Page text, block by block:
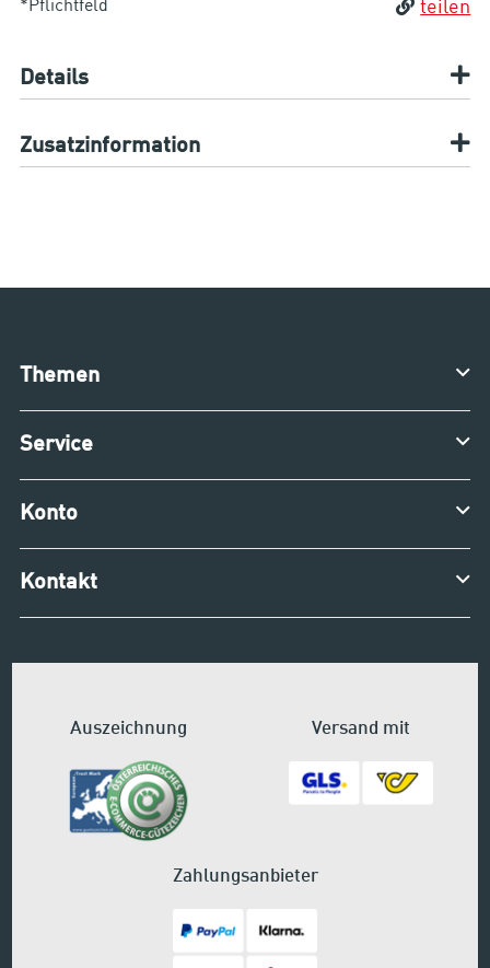
*Pflichtfeld teilen
Details
Zusatzinformation
Themen
Service
Konto
Kontakt
Auszeichnung Versand mit
Zahlungsanbieter